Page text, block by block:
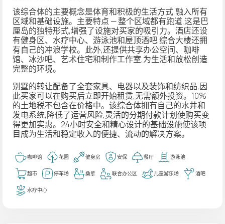
该综合体的主要概念是体育和积极的生活方式,融入所有
区域和基础设施。主要特点 — 整个区域都有跑道,这是巴
厘岛的独特形式,增强了设施对买家的吸引力。酒店还设
有健身区、水疗中心、游泳池和屋顶酒吧,综合大楼还拥
有自己的冲浪学校。此外,还提供共享办公空间、咖啡
馆、冰沙吧、艺术住宅和制作工作室,为生活和放松创造
完整的环境。
别墅的转让配备了全套家具、电器以及装饰和纺织品,因
此买家可以在购买后立即开始租赁,无需额外投资。10%
的土地税不包含在价格中。该综合体拥有自己的水井和
发电系统,降低了运营风险,灵活的分期付款计划使购买变
得更加实惠。24小时安全和精心设计的基础设施使该项
目成为生活和稳定收入的便捷、流动的解决方案。
咖啡馆 花园 健身房 安保 餐厅 游泳池
超市 停车场 桑拿 联合办公区 儿童游乐场 酒吧
水疗中心